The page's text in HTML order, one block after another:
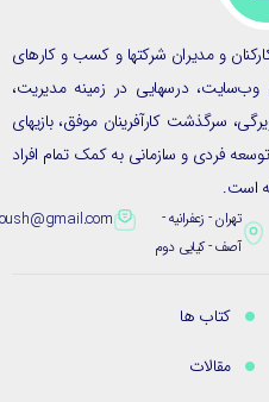
کارکنان و مدیران شرکتها و کسب و کارهای
درسهایی در زمینه مدیریت،
کارآفرینان موفق، بازیهای
و سازمانی به کمک تمام افراد
تهران - زعفرانیه -
آصف - کیایی دوم
eybpoush@gmail.com
کتاب ها
مقالات